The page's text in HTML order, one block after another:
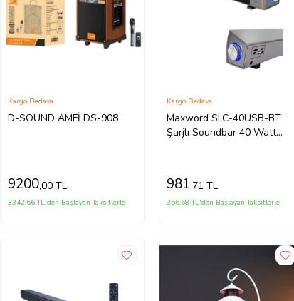
D-SOUND AMFİ DS-908
Kargo Bedava
9200,00 TL
3342,66 TL'den Başlayan Taksitlerle
Maxword SLC-40USB-BT
Şarjlı Soundbar 40 Watt
Kargo Bedava
981,71 TL
356,68 TL'den Başlayan Taksitlerle